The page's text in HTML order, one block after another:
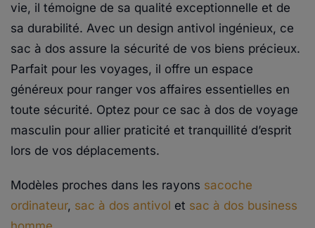
vie, il témoigne de sa qualité exceptionnelle et de
sa durabilité. Avec un design antivol ingénieux, ce
sac à dos assure la sécurité de vos biens précieux.
Parfait pour les voyages, il offre un espace
généreux pour ranger vos affaires essentielles en
toute sécurité. Optez pour ce sac à dos de voyage
masculin pour allier praticité et tranquillité d’esprit
lors de vos déplacements.
Modèles proches dans les rayons sacoche
ordinateur, sac à dos antivol et sac à dos business